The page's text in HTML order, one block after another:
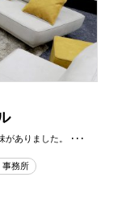
がありました。 ･･･
事務所